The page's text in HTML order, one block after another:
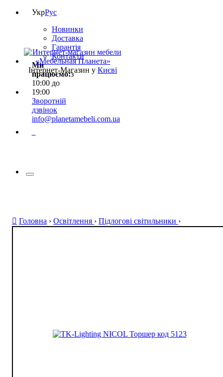
УкрРус
Новинки
Доставка
Гарантія
Контакти
Ми
працюємо:з
10:00 до
19:00
Зворотній
дзвінок
info@planetamebeli.com.ua
Інтернет-Магазин у Києві
Головна › Освітлення › Підлогові світильники ›